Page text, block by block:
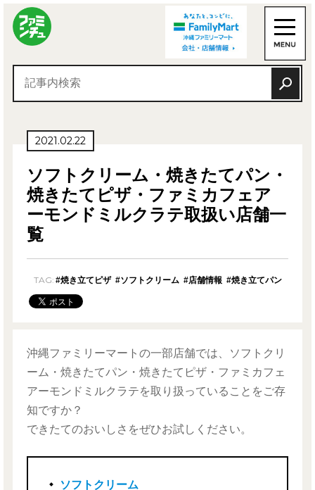
2021.02.22
ソフトクリーム・焼きたてパン・
焼きたてピザ・ファミカフェア
ーモンドミルクラテ取扱い店舗一
覧
TAG: #焼き立てピザ #ソフトクリーム #店舗情報 #焼き立てパン
沖縄ファミリーマートの一部店舗では、ソフトクリ
ーム・焼きたてパン・焼きたてピザ・ファミカフェ
アーモンドミルクラテを取り扱っていることをご存
知ですか？
できたてのおいしさをぜひお試しください。
ソフトクリーム